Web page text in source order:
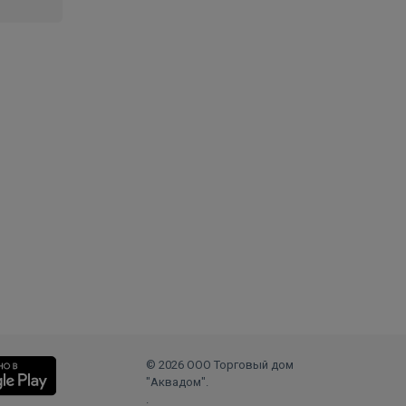
© 2026 ООО Торговый дом
"Аквадом".
.